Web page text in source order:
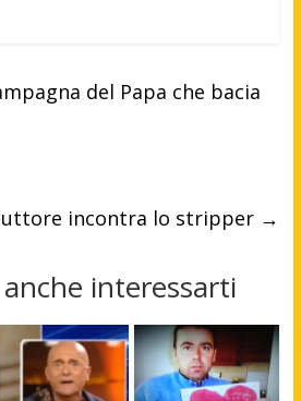
del Papa che bacia
incontra lo stripper →
interessarti